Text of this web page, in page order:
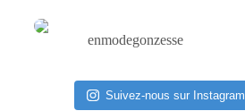
enmodegonzesse
Suivez-nous sur Instagram